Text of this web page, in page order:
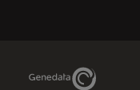
Genedata Link